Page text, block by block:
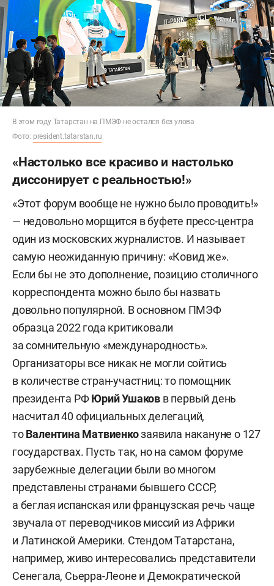
В этом году Татарстан на ПМЭФ не остался без улова
Фото: president.tatarstan.ru
«Настолько все красиво и настолько
диссонирует с реальностью!»
«Этот форум вообще не нужно было проводить!»
— недовольно морщится в буфете пресс-центра
один из московских журналистов. И называет
самую неожиданную причину: «Ковид же».
Если бы не это дополнение, позицию столичного
корреспондента можно было бы назвать
довольно популярной. В основном ПМЭФ
образца 2022 года критиковали
за сомнительную «международность».
Организаторы все никак не могли сойтись
в количестве стран-участниц: то помощник
президента РФЮрий Ушаков в первый день
насчитал 40 официальных делегаций,
тоВалентина Матвиенкозаявила накануне о 127
государствах. Пусть так, но на самом форуме
зарубежные делегации были во многом
представлены странами бывшего СССР,
а беглая испанская или французская речь чаще
звучала от переводчиков миссий из Африки
и Латинской Америки. Стендом Татарстана,
например, живо интересовались представители
Сенегала, Сьерра-Леоне и Демократической